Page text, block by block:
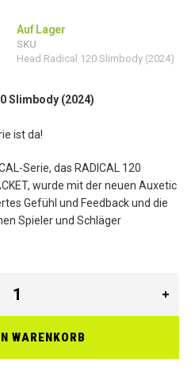
Auf Lager
SKU
Head Radical 120 Slimbody (2024)
Slimbody (2024)
ist da!
Serie, das RADICAL 120
wurde mit der neuen Auxetic
Gefühl und Feedback und die
Spieler und Schläger
WARENKORB